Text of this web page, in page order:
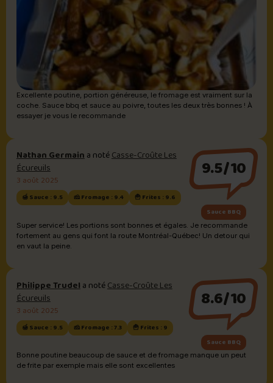
Excellente poutine, portion généreuse, le fromage est vraiment sur la
coche. Sauce bbq et sauce au poivre, toutes les deux très bonnes ! À
essayer je vous le recommande
Nathan Germaina notéCasse-Croûte Les
Écureuils
3 août 2025
🍯 Sauce : 9.5 🧀 Fromage : 9.4 🍟 Frites : 9.6
9.5/10
Sauce BBQ
Super service! Les portions sont bonnes et égales. Je recommande
fortement au gens qui font la route Montréal-Québec! Un detour qui
en vaut la peine.
Philippe Trudela notéCasse-Croûte Les
Écureuils
3 août 2025
🍯 Sauce : 9.5 🧀 Fromage : 7.3 🍟 Frites : 9
8.6/10
Sauce BBQ
Bonne poutine beaucoup de sauce et de fromage manque un peut
de frite par exemple mais elle sont excellentes